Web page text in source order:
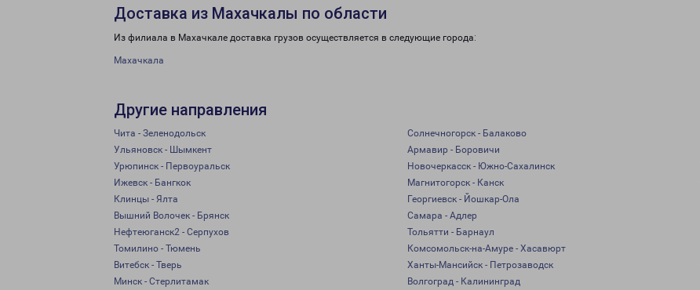
Доставка из Махачкалы по области
Из филиала в Махачкале доставка грузов осуществляется в следующие города:
Махачкала
Другие направления
Чита - Зеленодольск Солнечногорск - Балаково
Ульяновск - Шымкент
Армавир - Боровичи
Урюпинск - Первоуральск
Новочеркасск - Южно-Сахалинск
Ижевск - Бангкок
Магнитогорск - Канск
Клинцы - Ялта
Георгиевск - Йошкар-Ола
Вышний Волочек - Брянск
Самара - Адлер
Нефтеюганск2 - Серпухов
Тольятти - Барнаул
Томилино - Тюмень
Комсомольск-на-Амуре - Хасавюрт
Витебск - Тверь
Ханты-Мансийск - Петрозаводск
Минск - Стерлитамак
Волгоград - Калининград